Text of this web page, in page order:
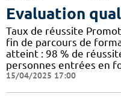
Evaluation
Taux de réussite
fin de parcours de
atteint : 98 % de
personnes entrées en
15/04/2025 17:00